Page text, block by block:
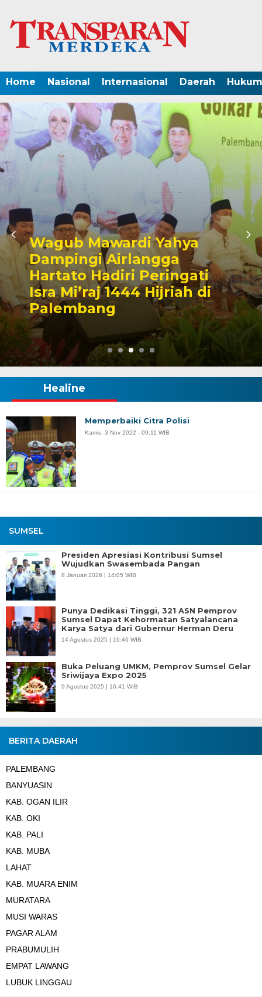
Home Nasional Internasional Daerah
Wagub Mawardi Yahya
Dampingi Airlangga
Hartato Hadiri Peringati
Isra Mi’raj 1444 Hijriah di
Palembang
SUMSEL
Presiden Apresiasi Kontribusi Sumsel
Wujudkan Swasembada Pangan
8 Januari 2026 | 14:05 WIB
Punya Dedikasi Tinggi, 321 ASN Pemprov
Sumsel Dapat Kehormatan Satyalancana
Karya Satya dari Gubernur Herman Deru
14 Agustus 2025 | 16:46 WIB
Buka Peluang UMKM, Pemprov Sumsel Gelar
Sriwijaya Expo 2025
9 Agustus 2025 | 16:41 WIB
BERITA DAERAH
PALEMBANG
BANYUASIN
KAB. OGAN ILIR
KAB. OKI
KAB. PALI
KAB. MUBA
LAHAT
KAB. MUARA ENIM
MURATARA
MUSI WARAS
PAGAR ALAM
PRABUMULIH
EMPAT LAWANG
LUBUK LINGGAU
Healine
Memperbaiki Citra Polisi
Kamis, 3 Nov 2022 - 09:11 WIB